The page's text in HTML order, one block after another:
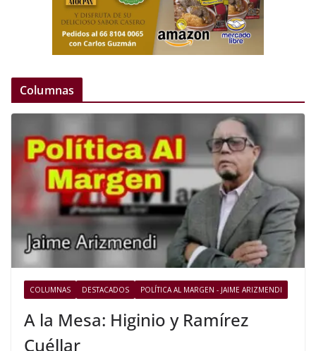
Columnas
COLUMNAS DESTACADOS POLÍTICA AL MARGEN - JAIME ARIZMENDI
A la Mesa: Higinio y Ramírez
Cuéllar